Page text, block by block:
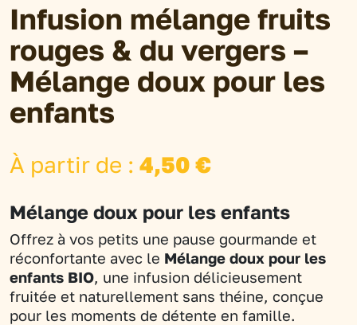
Infusion mélange fruits
rouges & du vergers –
Mélange doux pour les
enfants
À partir de : 4,50 €
Mélange doux pour les enfants
Offrez à vos petits une pause gourmande et
réconfortante avec le Mélange doux pour les
enfants BIO, une infusion délicieusement
fruitée et naturellement sans théine, conçue
pour les moments de détente en famille.